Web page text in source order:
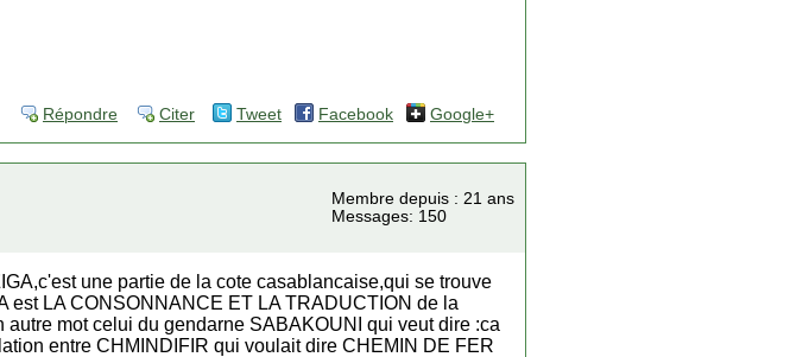
Répondre Citer Tweet Facebook Google+
Membre depuis : 21 ans
Messages: 150
une partie de la cote casablancaise,qui se trouve
est LA CONSONNANCE ET LA TRADUCTION de la
mot celui du gendarne SABAKOUNI qui veut dire :ca
entre CHMINDIFIR qui voulait dire CHEMIN DE FER